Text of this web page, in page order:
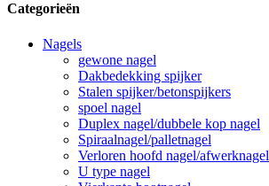
Categorieën
Nagels
gewone nagel
Dakbedekking spijker
Stalen spijker/betonspijkers
spoel nagel
Duplex nagel/dubbele kop nagel
Spiraalnagel/palletnagel
Verloren hoofd nagel/afwerknagel
U type nagel